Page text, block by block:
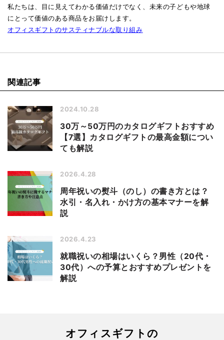
私たちは、⽬に⾒えてわかる価値だけでなく、未来の⼦どもや地球
にとって価値のある商品をお届けします。
オフィスギフトのサスティナブルな取り組み
関連記事
2024.10.28
30万～50万円のカタログギフトおすすめ
【7選】カタログギフトの最高金額につい
ても解説
2026.4.28
周年祝いの熨斗（のし）の書き方とは？
水引・名入れ・かけ方の基本マナーを解
説
2026.4.23
就職祝いの相場はいくら？男性（20代・
30代）への予算とおすすめプレゼントを
解説
オフィスギフトの